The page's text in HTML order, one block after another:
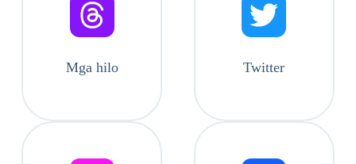
Mga hilo Twitter